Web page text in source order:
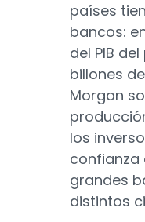
países
bancos:
del PIB
billones
Morgan
los
confianza
grandes
distintos